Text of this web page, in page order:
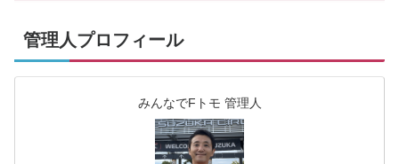
管理人プロフィール
みんなでFトモ 管理人